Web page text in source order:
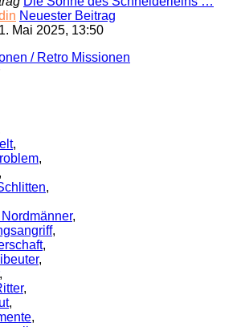
Neuester Beitrag
Mai 2025, 13:50
/ Retro Missionen
,
,
,
,
,
,
,
,
,
,
,